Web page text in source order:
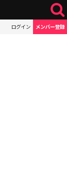
ログイン メンバー登録